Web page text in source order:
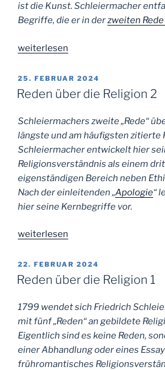
ist die Kunst. Schleiermacher
Begriffe, die er in derzweiten Rede
„Reden
die
Religion
weiterlesen
VERÖFFENTLICHT
AM
25. FEBRUAR 2024
Reden über die Religion 2
Schleiermachers zweite „Rede“
längste und am häufigsten zitierte
Schleiermacher entwickelt hier
Religionsverständnis als einem
eigenständigen Bereich neben
Nach der einleitenden „Apologie“
hier seine Kernbegriffe vor.
„Reden
die
Religion
weiterlesen
VERÖFFENTLICHT
AM
22. FEBRUAR 2024
Reden über die Religion 1
1799 wendet sich Friedrich
mit fünf „Reden“ an gebildete
Eigentlich sind es keine Reden,
einer Abhandlung oder eines
frühromantisches